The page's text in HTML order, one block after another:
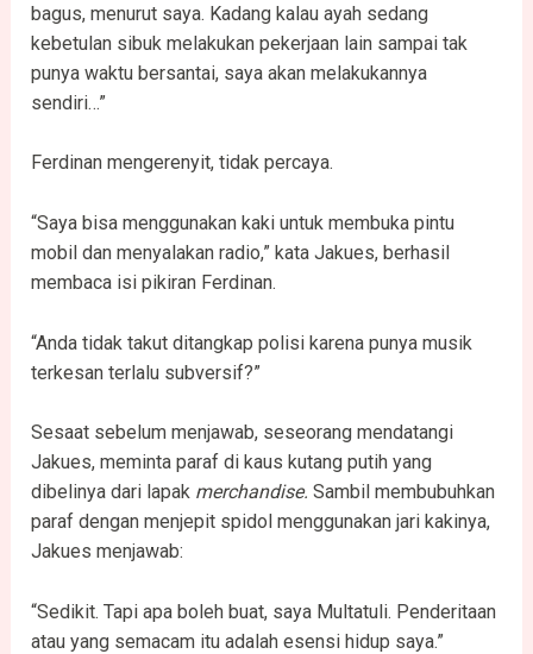
bagus, menurut saya. Kadang kalau ayah sedang
kebetulan sibuk melakukan pekerjaan lain sampai tak
punya waktu bersantai, saya akan melakukannya
sendiri…”
Ferdinan mengerenyit, tidak percaya.
“Saya bisa menggunakan kaki untuk membuka pintu
mobil dan menyalakan radio,” kata Jakues, berhasil
membaca isi pikiran Ferdinan.
“Anda tidak takut ditangkap polisi karena punya musik
terkesan terlalu subversif?”
Sesaat sebelum menjawab, seseorang mendatangi
Jakues, meminta paraf di kaus kutang putih yang
dibelinya dari lapak merchandise. Sambil membubuhkan
paraf dengan menjepit spidol menggunakan jari kakinya,
Jakues menjawab:
“Sedikit. Tapi apa boleh buat, saya Multatuli. Penderitaan
atau yang semacam itu adalah esensi hidup saya.”